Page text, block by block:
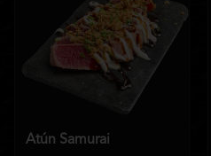
Atún Samurai